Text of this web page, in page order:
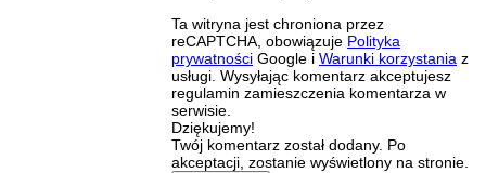
Ta witryna jest chroniona przez
reCAPTCHA, obowiązuje Polityka
prywatności Google i Warunki korzystania z
usługi. Wysyłając komentarz akceptujesz
regulamin zamieszczenia komentarza w
serwisie.
Dziękujemy!
Twój komentarz został dodany. Po
akceptacji, zostanie wyświetlony na stronie.